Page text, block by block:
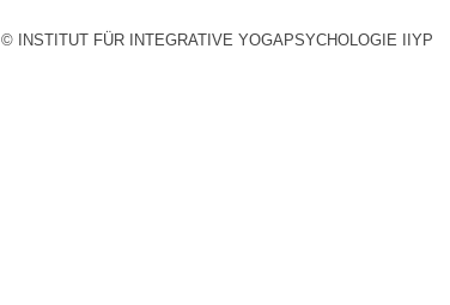
© INSTITUT FÜR INTEGRATIVE YOGAPSYCHOLOGIE IIYP